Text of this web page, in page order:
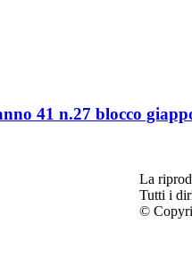
41 n.27 blocco
La
Tutti i
©